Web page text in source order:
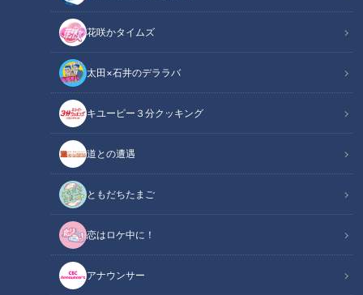
花咲かタイムズ
太田×石井のデララバ
キユーピー３分クッキング
道との遭遇
ともだちたまご
恋はロケ中に！
アナウンサー
CBCテレビ『チャント！』
この記事の画像（全6枚）